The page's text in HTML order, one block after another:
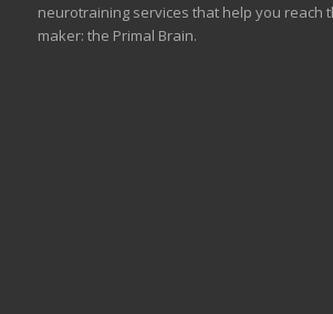
neurotraining services that help you reach
maker: the Primal Brain.